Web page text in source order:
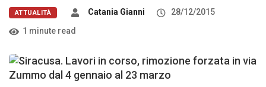
ATTUALITÀ Catania Gianni
28/12/2015
1 minute read